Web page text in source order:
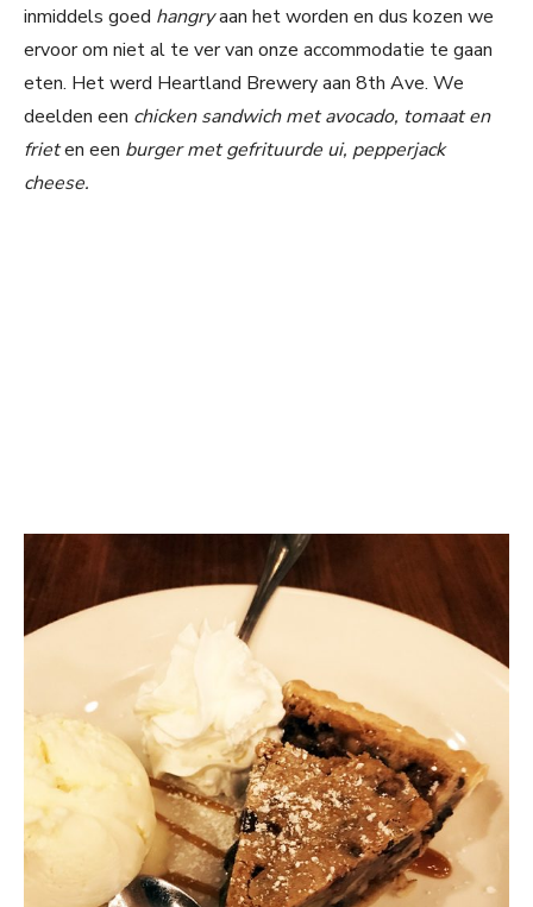
inmiddels goed hangryaan het worden en dus kozen we
ervoor om niet al te ver van onze accommodatie te gaan
eten. Het werd Heartland Brewery aan 8th Ave. We
deelden een chicken sandwich met avocado, tomaat en
frieten een burger met gefrituurde ui, pepperjack
cheese.